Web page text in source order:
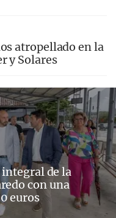
atropellado en la
y Solares
de la
con una
euros